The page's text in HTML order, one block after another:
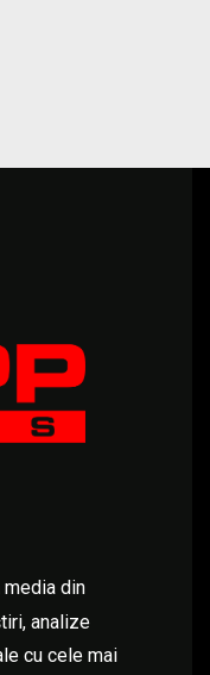
din
analize
cu cele mai